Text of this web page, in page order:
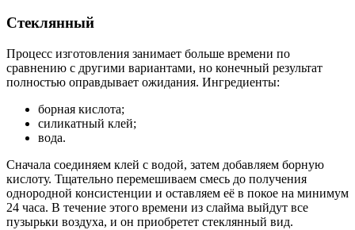
Стеклянный
Процесс изготовления занимает больше времени по
сравнению с другими вариантами, но конечный результат
полностью оправдывает ожидания. Ингредиенты:
борная кислота;
силикатный клей;
вода.
Сначала соединяем клей с водой, затем добавляем борную
кислоту. Тщательно перемешиваем смесь до получения
однородной консистенции и оставляем её в покое на минимум
24 часа. В течение этого времени из слайма выйдут все
пузырьки воздуха, и он приобретет стеклянный вид.